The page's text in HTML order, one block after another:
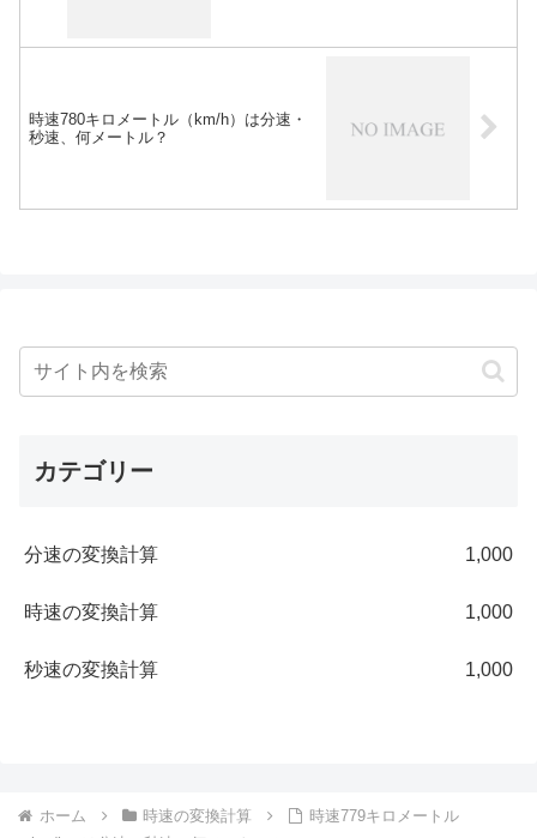
時速780キロメートル（km/h）は分速・
秒速、何メートル？
カテゴリー
分速の変換計算 1,000
時速の変換計算 1,000
秒速の変換計算 1,000
ホーム 時速の変換計算
時速779キロメートル